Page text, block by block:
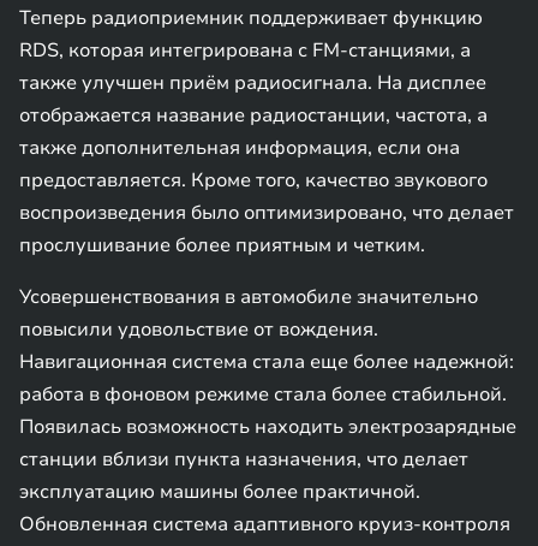
Теперь радиоприемник поддерживает функцию
RDS, которая интегрирована с FM-станциями, а
также улучшен приём радиосигнала. На дисплее
отображается название радиостанции, частота, а
также дополнительная информация, если она
предоставляется. Кроме того, качество звукового
воспроизведения было оптимизировано, что делает
прослушивание более приятным и четким.
Усовершенствования в автомобиле значительно
повысили удовольствие от вождения.
Навигационная система стала еще более надежной:
работа в фоновом режиме стала более стабильной.
Появилась возможность находить электрозарядные
станции вблизи пункта назначения, что делает
эксплуатацию машины более практичной.
Обновленная система адаптивного круиз-контроля